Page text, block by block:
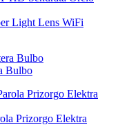
Light Lens WiFi
Bulbo
Prizorgo Elektra